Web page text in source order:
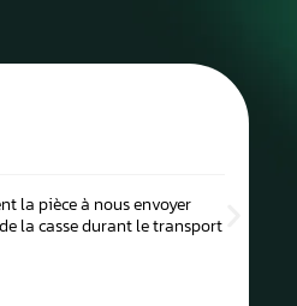
la pièce à nous envoyer
la casse durant le transport